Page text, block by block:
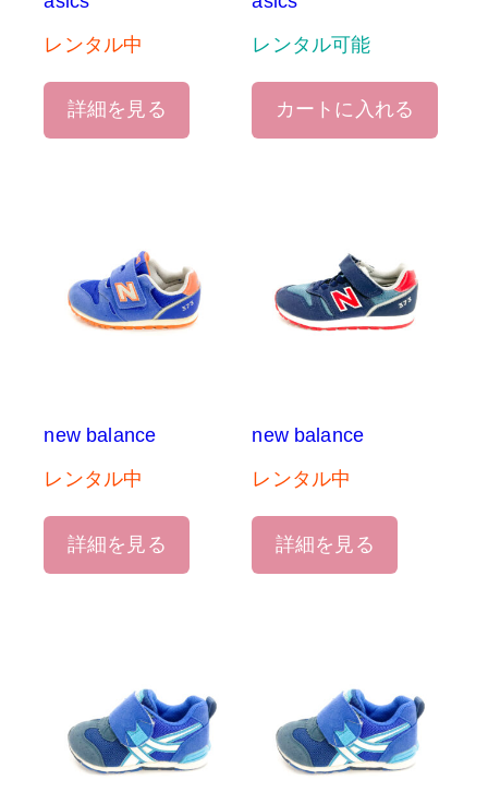
レンタル中
詳細を見る
レンタル可能
カートに入れる
new balance
レンタル中
詳細を見る
new balance
レンタル中
詳細を見る